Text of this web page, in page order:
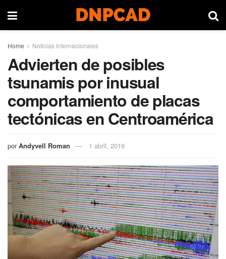
Home Noticias Internacionales
Advierten de posibles
tsunamis por inusual
comportamiento de placas
tectónicas en Centroamérica
por Andyvell Roman 1 abril, 2019